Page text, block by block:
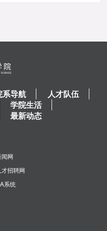
系导航
人才队伍
学院生活
最新动态
网
招聘网
系统